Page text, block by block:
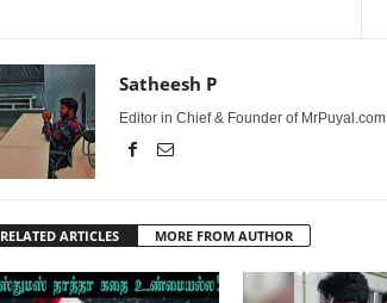
Satheesh P
Editor in Chief & Founder of MrPuyal.com
RELATED ARTICLES MORE FROM AUTHOR